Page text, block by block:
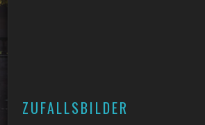
ZUFALLSBILDER